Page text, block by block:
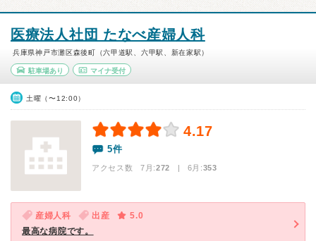
医療法人社団 たなべ産婦人科
兵庫県神戸市灘区森後町（六甲道駅、六甲駅、新在家駅）
駐車場あり マイナ受付
土曜（〜12:00）
4.17
5件
アクセス数 7月:272 | 6月:353
産婦人科 出産
5.0
最高な病院です。